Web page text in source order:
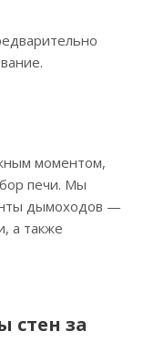
моментом,
печи. Мы
дымоходов —
а также
стен за